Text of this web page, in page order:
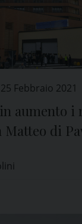
25 Febbraio 2021
aumento i
Matteo di